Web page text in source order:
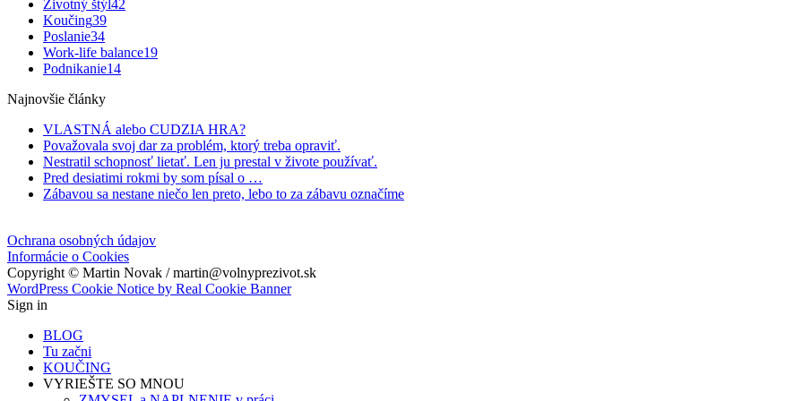
Životný štýl 42
Koučing39
Poslanie34
Work-life balance19
Podnikanie14
Najnovšie články
VLASTNÁ alebo CUDZIA HRA?
Považovala svoj dar za problém, ktorý treba opraviť.
Nestratil schopnosť lietať. Len ju prestal v živote používať.
Pred desiatimi rokmi by som písal o …
Zábavou sa nestane niečo len preto, lebo to za zábavu označíme
Ochrana osobných údajov
Informácie o Cookies
Copyright © Martin Novak / martin@volnyprezivot.sk
WordPress Cookie Notice by Real Cookie Banner
Sign in
BLOG
Tu začni
KOUČING
VYRIEŠTE SO MNOU